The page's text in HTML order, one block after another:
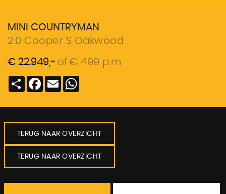
MINI COUNTRYMAN
2.0 Cooper S Oakwood
€ 22.949,- of € 499 p.m
Deel Facebook
Email
TERUG NAAR OVERZICHT
TERUG NAAR OVERZICHT